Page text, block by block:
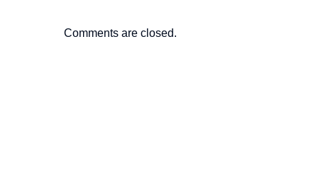
Comments are closed.